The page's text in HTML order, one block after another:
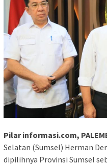
Pilar informasi.com,
Selatan (Sumsel) Herman
dipilihnya Provinsi Sumsel